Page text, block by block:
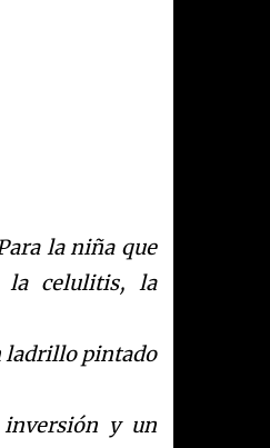
la niña que
la celulitis, la
ladrillo pintado
inversión y un